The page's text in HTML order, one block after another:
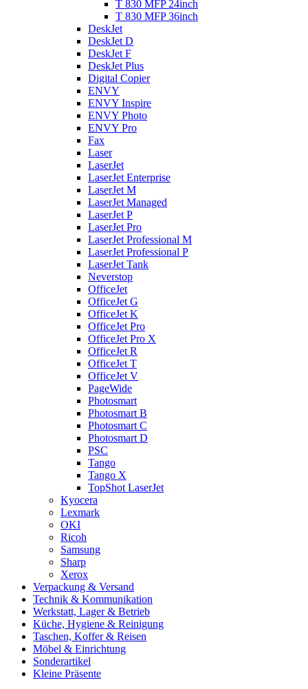
T 830 MFP 24inch
T 830 MFP 36inch
DeskJet
DeskJet D
DeskJet F
DeskJet Plus
Digital Copier
ENVY
ENVY Inspire
ENVY Photo
ENVY Pro
Fax
Laser
LaserJet
LaserJet Enterprise
LaserJet M
LaserJet Managed
LaserJet P
LaserJet Pro
LaserJet Professional M
LaserJet Professional P
LaserJet Tank
Neverstop
OfficeJet
OfficeJet G
OfficeJet K
OfficeJet Pro
OfficeJet Pro X
OfficeJet R
OfficeJet T
OfficeJet V
PageWide
Photosmart
Photosmart B
Photosmart C
Photosmart D
PSC
Tango
Tango X
TopShot LaserJet
Kyocera
Lexmark
OKI
Ricoh
Samsung
Sharp
Xerox
Verpackung & Versand
Technik & Kommunikation
Werkstatt, Lager & Betrieb
Küche, Hygiene & Reinigung
Taschen, Koffer & Reisen
Möbel & Einrichtung
Sonderartikel
Kleine Präsente